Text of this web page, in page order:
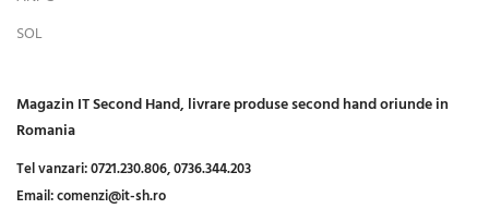
SOL
Magazin IT Second Hand, livrare produse second hand oriunde in
Romania
Tel vanzari:0721.230.806,0736.344.203
Email:comenzi@it-sh.ro